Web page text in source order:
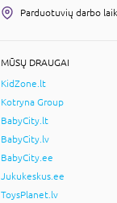
Parduotuvių darbo
MŪSŲ DRAUGAI
KidZone.lt
Kotryna Group
BabyCity.lt
BabyCity.lv
BabyCity.ee
Jukukeskus.ee
ToysPlanet.lv